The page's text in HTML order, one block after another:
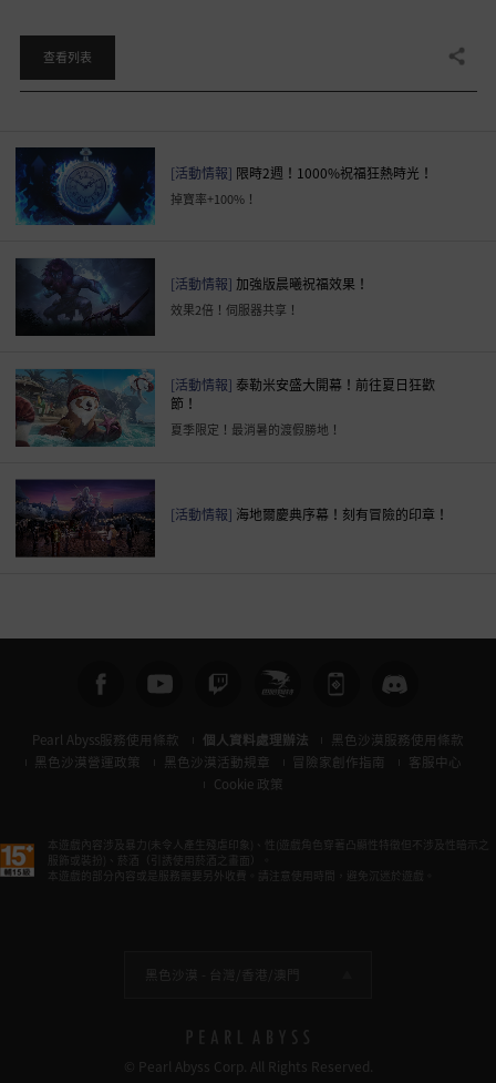
查看列表 分享
[活動情報] 限時2週！1000%祝福狂熱時光！
掉寶率+100%！
[活動情報] 加強版晨曦祝福效果！
效果2倍！伺服器共享！
[活動情報] 泰勒米安盛大開幕！前往夏日狂歡
節！
夏季限定！最消暑的渡假勝地！
[活動情報] 海地爾慶典序幕！刻有冒險的印章！
Pearl Abyss服務使用條款 個人資料處理辦法
黑色沙漠服務使用條款
黑色沙漠營運政策
黑色沙漠活動規章 冒險家創作指南
客服中心
Cookie 政策
本遊戲內容涉及暴力(未令人產生殘虐印象)、性(遊戲角色穿著凸顯性特徵但不涉及性暗示之
服飾或裝扮)、菸酒（引誘使用菸酒之畫面）。
本遊戲的部分內容或是服務需要另外收費。請注意使用時間，避免沉迷於遊戲。
黑色沙漠 - 台灣/香港/澳門
© Pearl Abyss Corp. All Rights Reserved.